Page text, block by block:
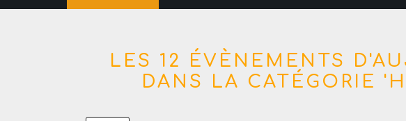
LES 12 ÉVÈNEMENTS
DANS LA CATÉGORIE